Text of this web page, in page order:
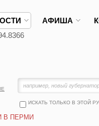
АФИША
ИСКАТЬ ТОЛЬКО В ЭТОЙ
В ПЕРМИ